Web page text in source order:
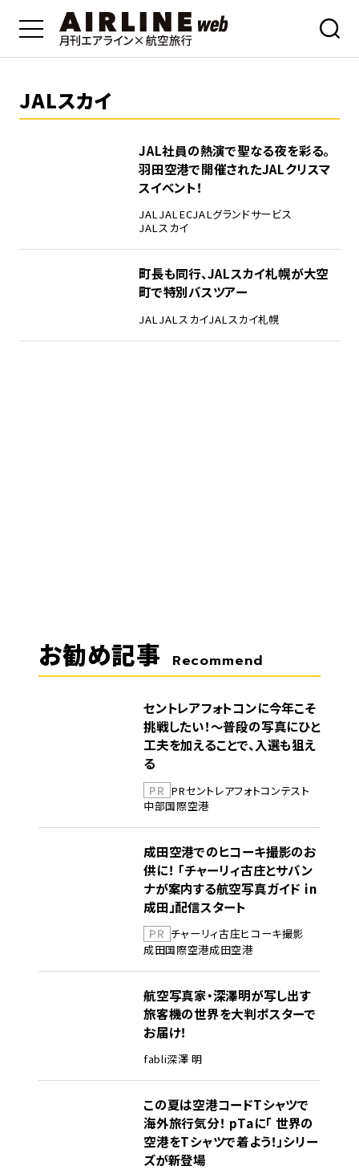
JALスカイ
JAL社員の熱演で聖なる夜を彩る。
羽田空港で開催されたJALクリスマ
スイベント！
JALJALECJALグランドサービス
JALスカイ
町長も同行、JALスカイ札幌が大空
町で特別バスツアー
JAL JALスカイJALスカイ札幌
お勧め記事 Recommend
セントレアフォトコンに今年こそ
挑戦したい！～普段の写真にひと
工夫を加えることで、入選も狙え
る
PR PRセントレアフォトコンテスト
中部国際空港
成田空港でのヒコーキ撮影のお
供に！ 「チャーリィ古庄とサバン
ナが案内する航空写真ガイド in
成田」配信スタート
PR チャーリィ古庄ヒコーキ撮影
成田国際空港成田空港
航空写真家・深澤明が写し出す
旅客機の世界を大判ポスターで
お届け！
fabli深澤 明
この夏は空港コードTシャツで
海外旅行気分！ pTaに「 世界の
空港をTシャツで着よう！」シリー
ズが新登場